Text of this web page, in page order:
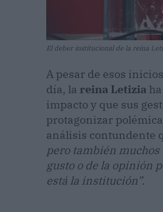
El deber institucional de la reina
A pesar de esos
día, la reina Letizia
impacto y que sus
protagonizar
análisis contundente
pero también muchos
gusto o de la opinión
está la institución”.